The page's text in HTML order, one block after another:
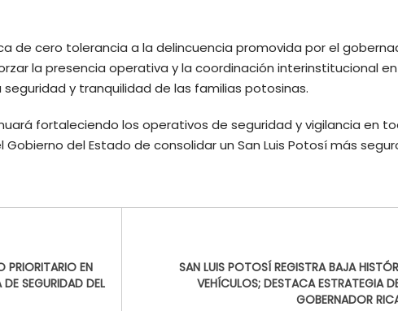
de cero tolerancia a la delincuencia promovida por el
la presencia operativa y la coordinación interinstitucional
y tranquilidad de las familias potosinas.
fortaleciendo los operativos de seguridad y vigilancia en
del Estado de consolidar un San Luis Potosí más
PRIORITARIO EN
SEGURIDAD DEL
SAN LUIS POTOSÍ REGISTRA BAJA
VEHÍCULOS; DESTACA ESTRATEGIA
GOBERNADOR